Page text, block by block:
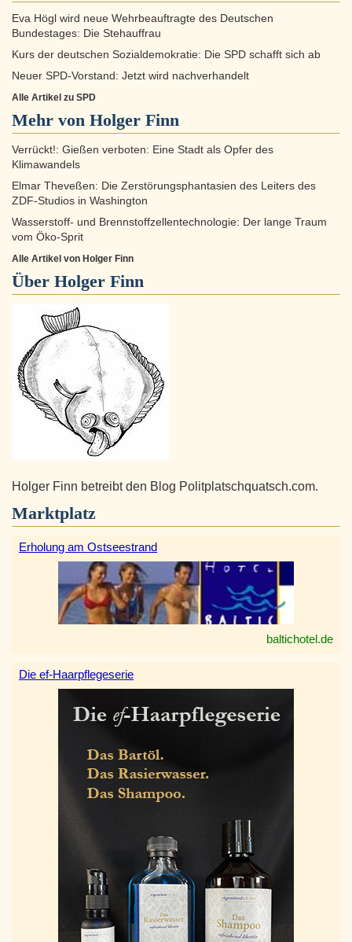
Eva Högl wird neue Wehrbeauftragte des Deutschen
Bundestages: Die Stehauffrau
Kurs der deutschen Sozialdemokratie: Die SPD schafft sich ab
Neuer SPD-Vorstand: Jetzt wird nachverhandelt
Alle Artikel zu SPD
Mehr von Holger Finn
Verrückt!: Gießen verboten: Eine Stadt als Opfer des
Klimawandels
Elmar Theveßen: Die Zerstörungsphantasien des Leiters des
ZDF-Studios in Washington
Wasserstoff- und Brennstoffzellentechnologie: Der lange Traum
vom Öko-Sprit
Alle Artikel von Holger Finn
Über Holger Finn
Holger Finn betreibt den Blog Politplatschquatsch.com.
Marktplatz
Erholung am Ostseestrand
baltichotel.de
Die ef-Haarpflegeserie